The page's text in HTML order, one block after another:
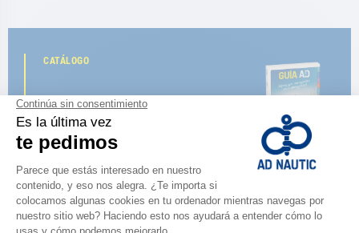
CATÁLOGO
Descubre
la nueva guía AD 2026
NAVEGAR POR EL CATÁLOGO